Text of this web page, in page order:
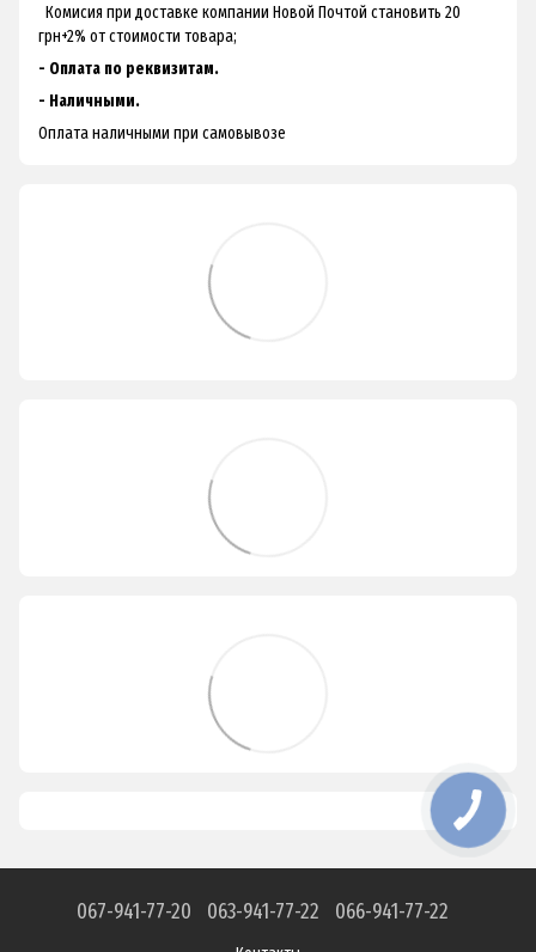
Комисия при доставке компании Новой Почтой становить 20
грн+2% от стоимости товара;
- Оплата по реквизитам.
- Наличными.
Оплата наличными при самовывозе
067-941-77-20 063-941-77-22 066-941-77-22